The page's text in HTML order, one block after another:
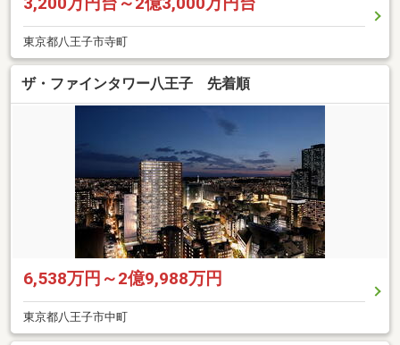
東京都八王子市寺町
ザ・ファインタワー八王子 先着順
6,538万円～2億9,988万円
東京都八王子市中町